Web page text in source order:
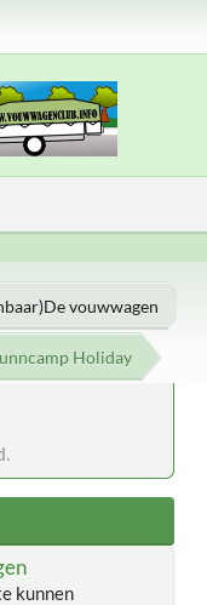
vouwwagen
Holiday
kunnen